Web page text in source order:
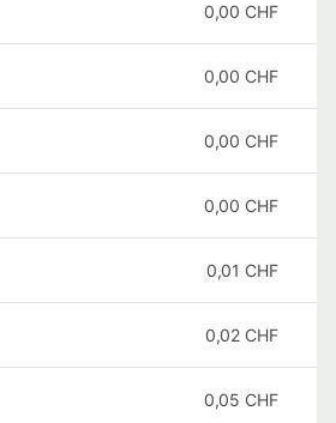
0,00 CHF
0,00 CHF
0,00 CHF
0,00 CHF
0,01 CHF
0,02 CHF
0,05 CHF